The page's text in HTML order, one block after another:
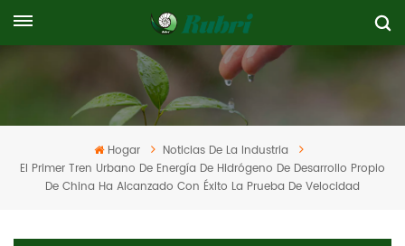
Hogar
Noticias De La Industria
El Primer Tren Urbano De Energía De Hidrógeno De Desarrollo Propio
De China Ha Alcanzado Con Éxito La Prueba De Velocidad